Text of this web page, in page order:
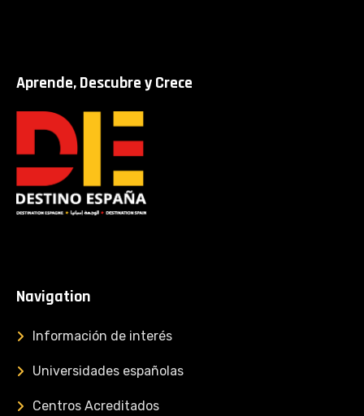
Aprende, Descubre y Crece
Navigation
Información de interés
Universidades españolas
Centros Acreditados